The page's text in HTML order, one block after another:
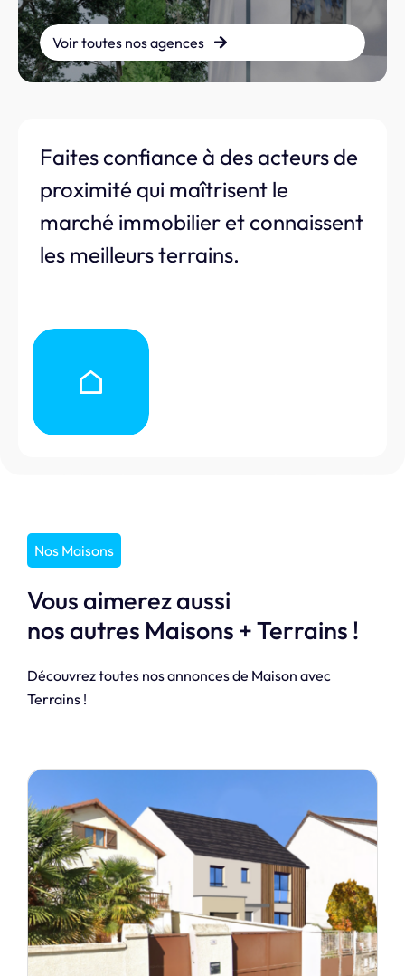
Voir toutes nos agences
Faites confiance à des acteurs de
proximité qui maîtrisent le
marché immobilier et connaissent
les meilleurs terrains.
Nos Maisons
Vous aimerez aussi
nos autres Maisons + Terrains !
Découvrez toutes nos annonces de Maison avec
Terrains !